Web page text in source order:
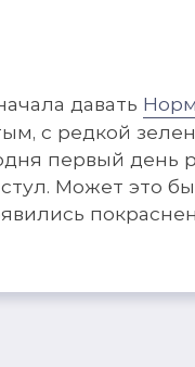
давать
с редкой
первый день
Может это